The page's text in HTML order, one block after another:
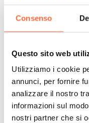
Consenso
Questo sito web
Utilizziamo i cookie
annunci, per fornire
analizzare il nostro
informazioni sul
nostri partner che si